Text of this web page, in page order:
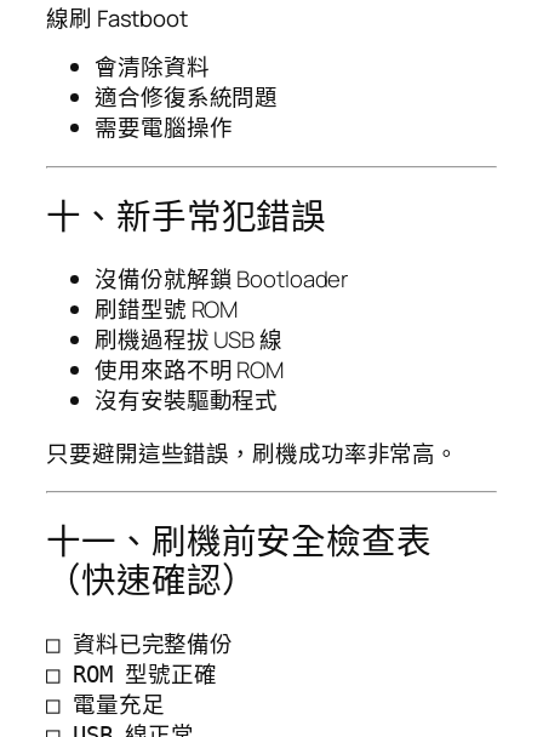
線刷 Fastboot
會清除資料
適合修復系統問題
需要電腦操作
十、新手常犯錯誤
沒備份就解鎖 Bootloader
刷錯型號 ROM
刷機過程拔 USB 線
使用來路不明 ROM
沒有安裝驅動程式
只要避開這些錯誤，刷機成功率非常高。
十一、刷機前安全檢查表
（快速確認）
□ 資料已完整備份
□ ROM 型號正確
□ 電量充足